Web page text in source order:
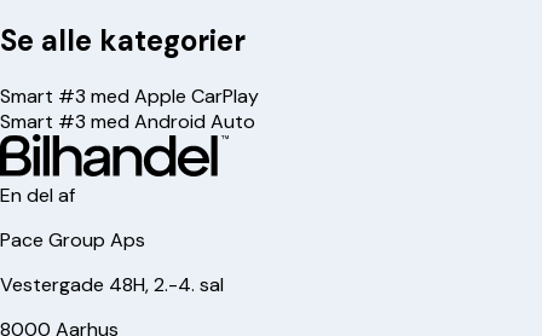
Se alle kategorier
Smart #3 med Apple CarPlay
Smart #3 med Android Auto
En del af
Pace Group Aps
Vestergade 48H, 2.-4. sal
8000 Aarhus